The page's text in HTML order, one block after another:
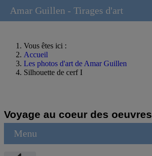
Vous êtes ici :
Accueil
Les photos d'art de Amar Guillen
Silhouette de cerf I
Voyage au coeur des oeuvres
Menu
Amar Guillen - Tirages d'art